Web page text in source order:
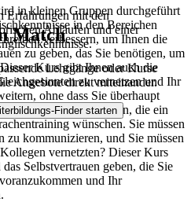
in kleinen Gruppen durchgeführt
in den Bereichen
verbessern, um Ihnen die
zu geben, das Sie benötigen, um
Kurs gibt Ihnen auch die
zu vernetzen und Ihr
ohne dass Sie überhaupt
an erfahrene Juristen, die ein
wünschen. Sie müssen
kommunizieren, und Sie müssen
vernetzten? Dieser Kurs
Selbstvertrauen geben, die Sie
und Ihr
Erfahrungen mit den
Abläufen und einer
Match
Lehrgänge oder Kurse
Angebote direkt miteinander.
Finder starten